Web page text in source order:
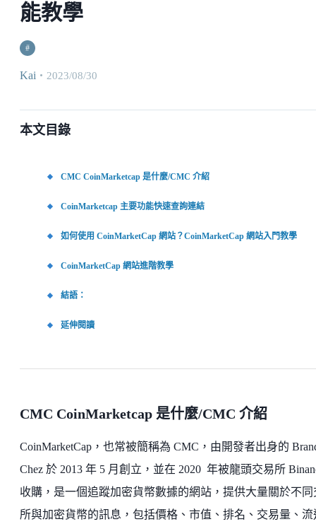
能教學
#
Kai ・ 2023/08/30
本文目錄
CMC CoinMarketcap 是什麼/CMC 介紹
CoinMarketcap 主要功能快速查詢連結
如何使用 CoinMarketCap 網站？CoinMarketCap 網站入門教學
CoinMarketCap 網站進階教學
結語：
延伸閱讀
CMC CoinMarketcap 是什麼/CMC 介紹
CoinMarketCap，也常被簡稱為 CMC，由開發者出身的
Chez 於 2013 年 5 月創立，並在 2020 年被龍頭交易所
收購，是一個追蹤加密貨幣數據的網站，提供大量關於不同
所與加密貨幣的訊息，包括價格、市值、排名、交易量、流